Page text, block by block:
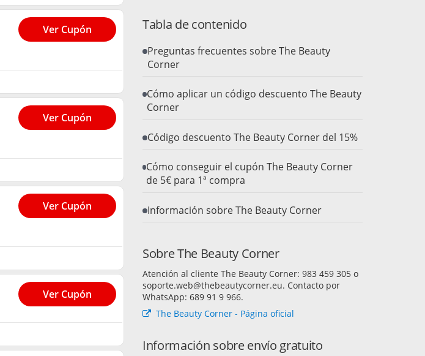
Ver Cupón
Ver Cupón
Ver Cupón
Ver Cupón
Tabla de contenido
Preguntas frecuentes sobre The Beauty
Corner
Cómo aplicar un código descuento The Beauty
Corner
Código descuento The Beauty Corner del 15%
Cómo conseguir el cupón The Beauty Corner
de 5€ para 1ª compra
Información sobre The Beauty Corner
Sobre The Beauty Corner
Atención al cliente The Beauty Corner: 983 459 305 o
soporte.web@thebeautycorner.eu. Contacto por
WhatsApp: 689 91 9 966.
The Beauty Corner - Página oficial
Información sobre envío gratuito